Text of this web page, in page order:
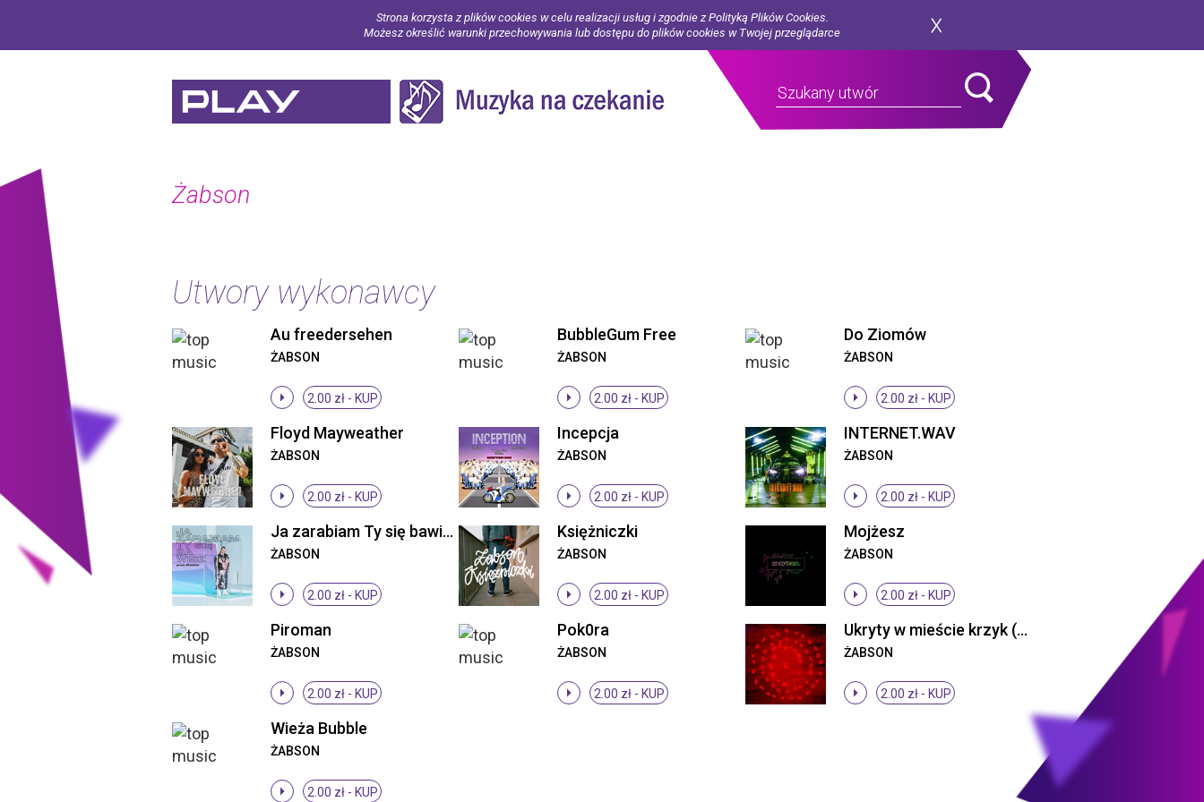
Strona korzysta z plików cookies w celu realizacji usług i zgodnie z Polityką Plików Cookies.
Możesz określić warunki przechowywania lub dostępu do plików cookies w Twojej przeglądarce
Żabson
Utwory wykonawcy
Au freedersehen
ŻABSON
2.00 zł - KUP
BubbleGum Free
ŻABSON
2.00 zł - KUP
Do Ziomów
ŻABSON
2.00 zł - KUP
Floyd Mayweather
ŻABSON
2.00 zł - KUP
Incepcja
ŻABSON
2.00 zł - KUP
INTERNET.WAV
ŻABSON
2.00 zł - KUP
Ja zarabiam Ty się bawisz
ŻABSON
2.00 zł - KUP
Księżniczki
ŻABSON
2.00 zł - KUP
Mojżesz
ŻABSON
2.00 zł - KUP
Piroman
ŻABSON
2.00 zł - KUP
Pok0ra
ŻABSON
2.00 zł - KUP
Ukryty w mieście krzyk (Projekt tymczasem)
ŻABSON
2.00 zł - KUP
Wieża Bubble
ŻABSON
2.00 zł - KUP